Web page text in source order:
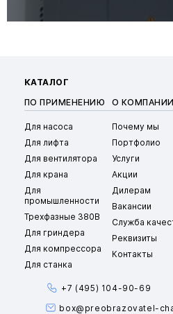
КАТАЛОГ
ПО ПРИМЕНЕНИЮ
Для насоса
Для лифта
Для вентилятора
Для крана
Для
промышленности
Трехфазные 380В
Для гриндера
Для компрессора
Для станка
О КОМПАНИИ
Почему мы
Портфолио
Услуги
Акции
Дилерам
Вакансии
Служба
Реквизиты
Контакты
+7 (495) 104-90-69
box@preobrazovatel-